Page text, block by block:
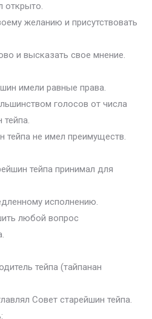
открыто.
желанию и присутствовать
и высказать свое мнение.
имели равные права.
голосов от числа
тейпа.
тейпа не имел преимуществ.
тейпа принимал для
исполнению.
любой вопрос
тейпа (тайпанан
Совет старейшин тейпа.